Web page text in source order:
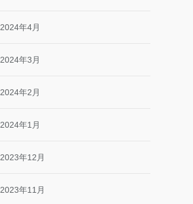
2024年4月
2024年3月
2024年2月
2024年1月
2023年12月
2023年11月